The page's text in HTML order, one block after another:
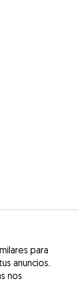
para
anuncios.
nos